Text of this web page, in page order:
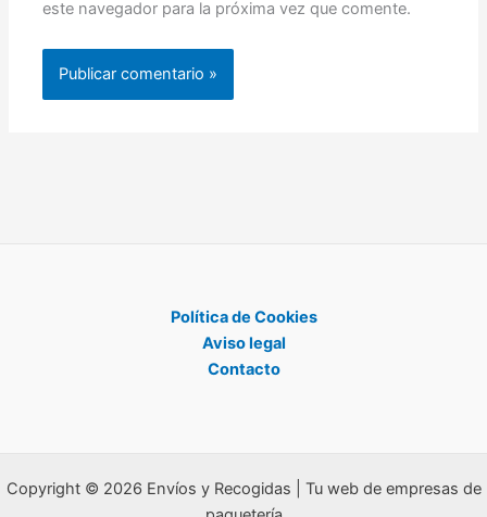
este navegador para la próxima vez que comente.
Política de Cookies
Aviso legal
Contacto
Copyright © 2026 Envíos y Recogidas | Tu web de empresas de